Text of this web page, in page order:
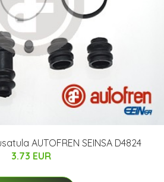
AUTOFREN SEINSA D4824
3.73 EUR